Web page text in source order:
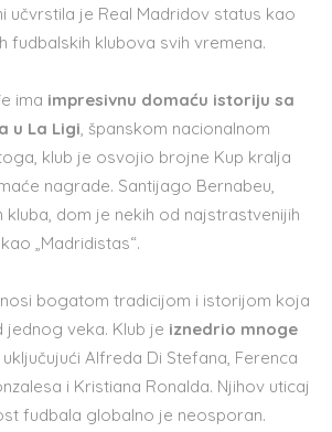
učvrstila je Real Madridov status kao
fudbalskih klubova svih vremena.
ima impresivnu domaću istoriju sa
u La Ligi, španskom nacionalnom
klub je osvojio brojne Kup kralja
nagrade. Santijago Bernabeu,
kluba, dom je nekih od najstrastvenijih
„Madridistas“.
bogatom tradicijom i istorijom koja
jednog veka. Klub je iznedrio mnoge
uključujući Alfreda Di Stefana, Ferenca
i Kristiana Ronalda. Njihov uticaj
fudbala globalno je neosporan.